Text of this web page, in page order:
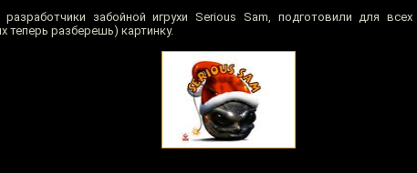
разработчики забойной игрухи Serious Sam, подготовили для
теперь разберешь) картинку.